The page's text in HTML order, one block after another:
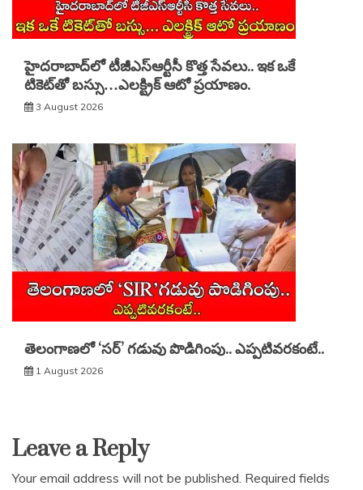
హైదరాబాద్‌లో టీజీఎస్‌ఆర్టీసీ కొత్త సేవలు.. ఇక ఒకే
టికెట్‌తో బస్సు…ఎలక్ట్రిక్ ఆటో ప్రయాణం.
3 August 2026
తెలంగాణలో ‘సర్’ గడువు పొడిగింపు.. ఎప్పటివరకంటే..
1 August 2026
Leave a Reply
Your email address will not be published. Required fields